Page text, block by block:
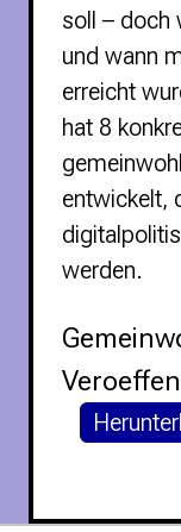
Open Data in Politik
Offene digitale
Europäische und
Offenes Kulturerbe
Projekte
Featured
Wikipedia
Wikidata
Wikimedia Commons
Initiativen für Freies
Bündnis Freie Bildung
Bündnis F5
GLAM – Kultur- und
Projekt Technische
soll – doch
und wann
erreicht
hat 8
entwickelt,
werden.